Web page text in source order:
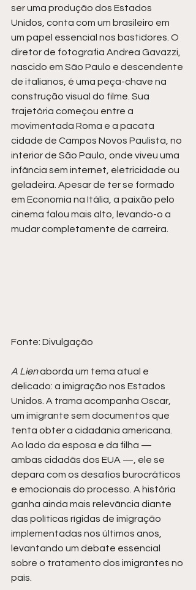
ser uma produção dos Estados
Unidos, conta com um brasileiro em
um papel essencial nos bastidores. O
diretor de fotografia Andrea Gavazzi,
nascido em São Paulo e descendente
de italianos, é uma peça-chave na
construção visual do filme. Sua
trajetória começou entre a
movimentada Roma e a pacata
cidade de Campos Novos Paulista, no
interior de São Paulo, onde viveu uma
infância sem internet, eletricidade ou
geladeira. Apesar de ter se formado
em Economia na Itália, a paixão pelo
cinema falou mais alto, levando-o a
mudar completamente de carreira.
Fonte: Divulgação
A Lien aborda um tema atual e
delicado: a imigração nos Estados
Unidos. A trama acompanha Oscar,
um imigrante sem documentos que
tenta obter a cidadania americana.
Ao lado da esposa e da filha —
ambas cidadãs dos EUA —, ele se
depara com os desafios burocráticos
e emocionais do processo. A história
ganha ainda mais relevância diante
das políticas rígidas de imigração
implementadas nos últimos anos,
levantando um debate essencial
sobre o tratamento dos imigrantes no
país.